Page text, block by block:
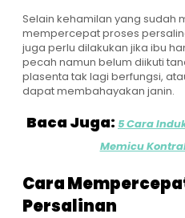
Selain kehamilan yang sudah
mempercepat proses
juga perlu dilakukan jika ibu
pecah namun belum diikuti
plasenta tak lagi berfungsi,
dapat membahayakan janin.
Baca Juga: 5 Cara
Memicu
Cara
Persalinan